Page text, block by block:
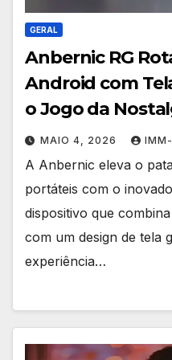
GERAL
Anbernic RG
Android com
o Jogo da
MAIO 4, 2026
A Anbernic eleva o
portáteis com o
dispositivo que
com um design de tela
experiência…